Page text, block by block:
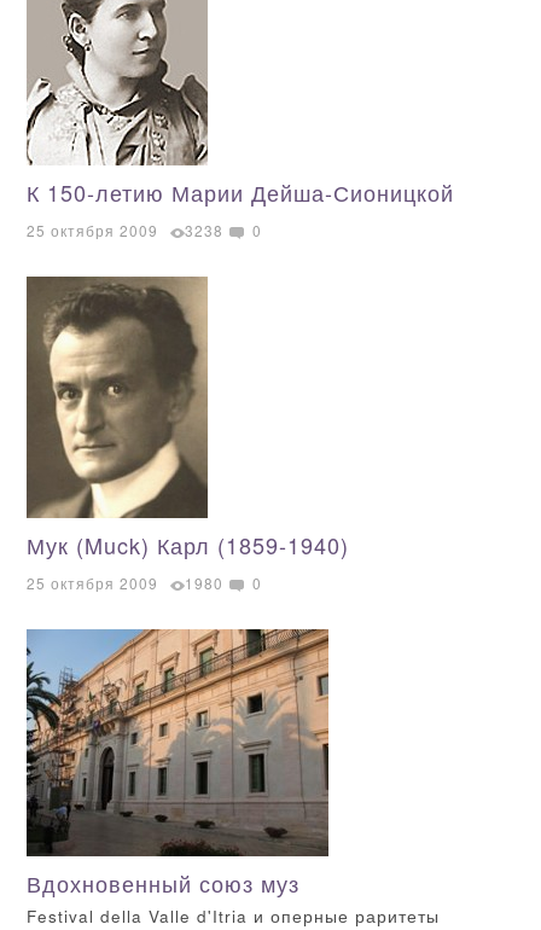
К 150-летию Марии Дейша-Сионицкой
25 октября 2009 3238 0
Мук (Muck) Карл (1859-1940)
25 октября 2009 1980 0
Вдохновенный союз муз
Festival della Valle d'Itria и оперные раритеты